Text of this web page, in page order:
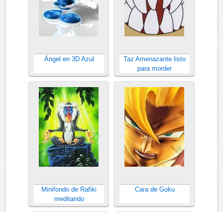
Ángel en 3D Azul
Taz Amenazante listo
para morder
Minifondo de Rafiki
meditando
Cara de Goku